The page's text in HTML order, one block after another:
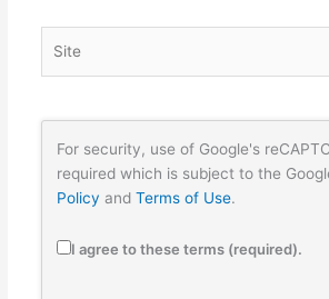
For security, use of Google's
required which is subject to the
Policy andTerms of Use.
I agree to these terms (required).